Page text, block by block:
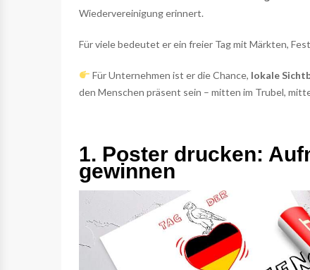
Wiedervereinigung erinnert.
Für viele bedeutet er ein freier Tag mit Märkten,
Für Unternehmen ist er die Chance, lokale
den Menschen präsent sein – mitten im Trubel,
1. Poster drucken:
gewinnen